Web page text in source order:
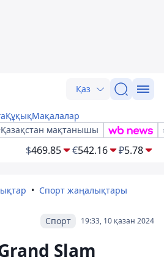
Қаз
ҚұқықМақалалар
мақтанышы
$469.85 €542.16 ₽5.78
Спорт жаңалықтары
19:33, 10 қазан 2024
Спорт
Slam